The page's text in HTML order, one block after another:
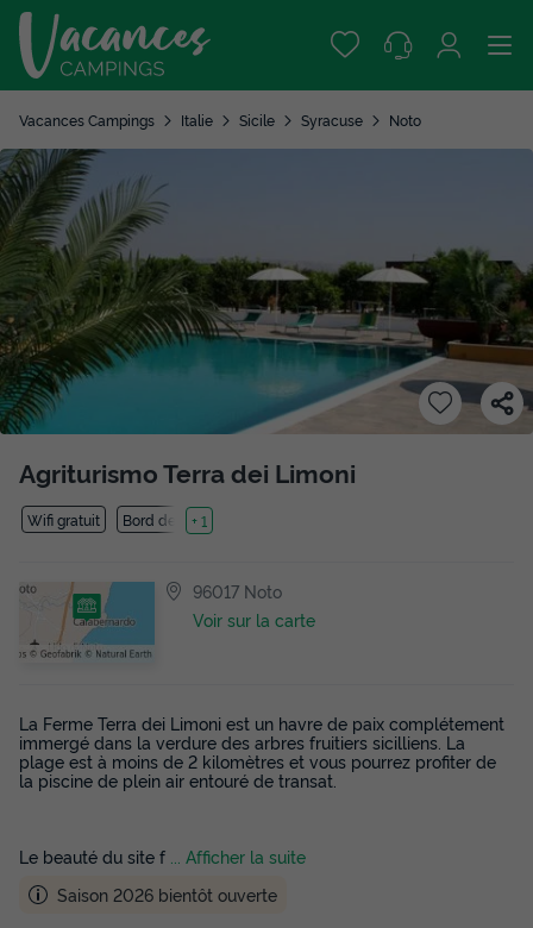
Vacances Campings Italie Sicile Syracuse Noto
Agriturismo Terra dei Limoni
Wifi gratuit Bord de mer
+ 1
96017 Noto
Voir sur la carte
La Ferme Terra dei Limoni est un havre de paix complétement
immergé dans la verdure des arbres fruitiers sicilliens. La
plage est à moins de 2 kilomètres et vous pourrez profiter de
la piscine de plein air entouré de transat.
Le beauté du site f
... Afficher la suite
Saison 2026 bientôt ouverte